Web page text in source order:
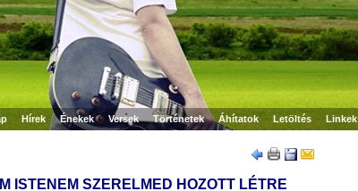
Hírek Énekek Versek Történetek Áhítatok Letöltés Linkek
ISTENEM SZERELMED HOZOTT LÉTRE